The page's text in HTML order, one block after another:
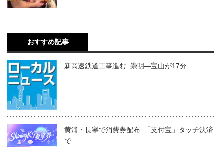
おすすめ記事
新高速鉄道工事進む 崇明―宝山が17分
黄浦・長寧で消費券配布 「支付宝」タッチ決済
で